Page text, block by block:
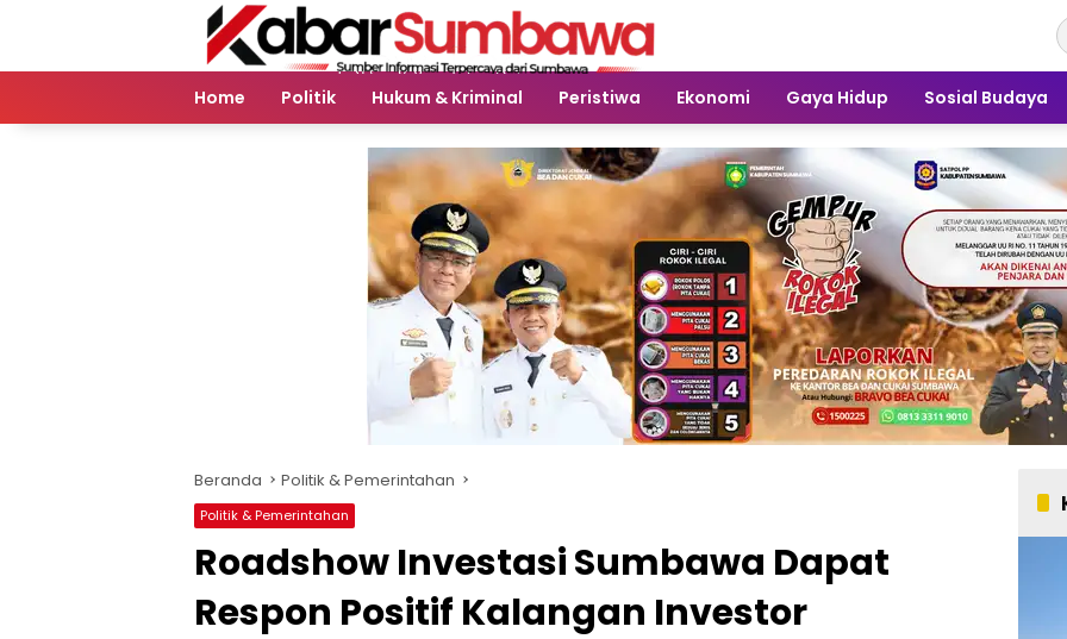
Home
Politik Hukum & Kriminal Peristiwa Ekonomi Gaya Hidup Sosial Budaya
Beranda Politik & Pemerintahan
Politik & Pemerintahan
Roadshow Investasi Sumbawa Dapat
Respon Positif Kalangan Investor